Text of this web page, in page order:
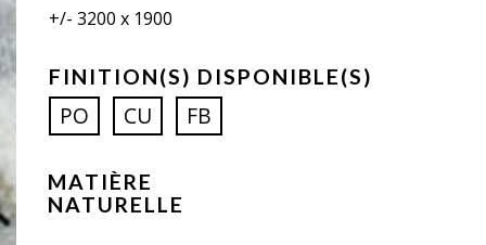
MATIÈRE
NATURELLE
+/- 3200 x 1900
FINITION(S) DISPONIBLE(S)
PO CU FB